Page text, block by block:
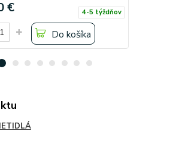
€ 4-5 týždňov
Do košíka